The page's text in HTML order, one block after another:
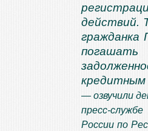
действий.
гражданка
погашать
— озвучили
пресс-
России по